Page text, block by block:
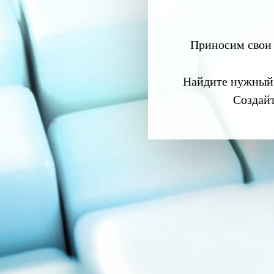
Приносим свои
Найдите